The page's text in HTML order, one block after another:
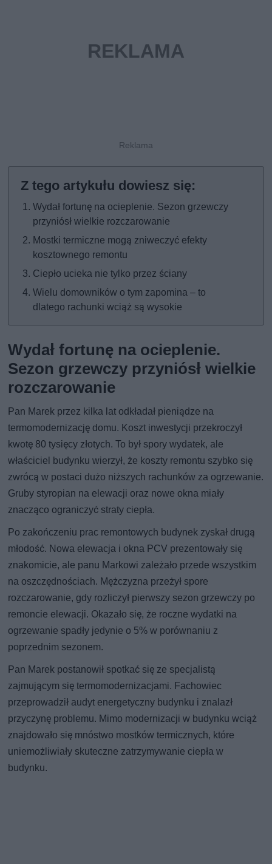
Wydał fortunę na ocieplenie. Sezon grzewczy
przyniósł wielkie rozczarowanie
Mostki termiczne mogą zniweczyć efekty
kosztownego remontu
Ciepło ucieka nie tylko przez ściany
Wielu domowników o tym zapomina – to
dlatego rachunki wciąż są wysokie
Wydał fortunę na ocieplenie.
Sezon grzewczy przyniósł wielkie
rozczarowanie
Pan Marek przez kilka lat odkładał pieniądze na
termomodernizację domu. Koszt inwestycji przekroczył
kwotę 80 tysięcy złotych. To był spory wydatek, ale
właściciel budynku wierzył, że koszty remontu szybko się
zwrócą w postaci dużo niższych rachunków za ogrzewanie.
Gruby styropian na elewacji oraz nowe okna miały
znacząco ograniczyć straty ciepła.
Po zakończeniu prac remontowych budynek zyskał drugą
młodość. Nowa elewacja i okna PCV prezentowały się
znakomicie, ale panu Markowi zależało przede wszystkim
na oszczędnościach. Mężczyzna przeżył spore
rozczarowanie, gdy rozliczył pierwszy sezon grzewczy po
remoncie elewacji. Okazało się, że roczne wydatki na
ogrzewanie spadły jedynie o 5% w porównaniu z
poprzednim sezonem.
Pan Marek postanowił spotkać się ze specjalistą
zajmującym się termomodernizacjami. Fachowiec
przeprowadził audyt energetyczny budynku i znalazł
przyczynę problemu. Mimo modernizacji w budynku wciąż
znajdowało się mnóstwo mostków termicznych, które
uniemożliwiały skuteczne zatrzymywanie ciepła w
budynku.